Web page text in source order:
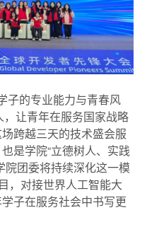
子的专业能力与青春风
，让青年在服务国家战略
跨越三天的技术盛会服
是学院“立德树人、实践
院团委将持续深化这一模
，对接世界人工智能大
子在服务社会中书写更